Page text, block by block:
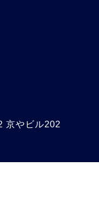
京やビル202